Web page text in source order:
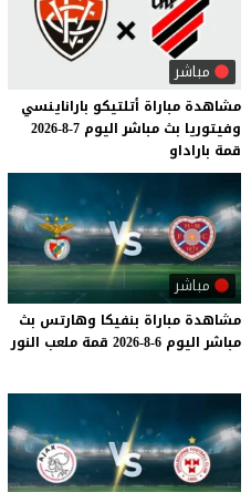
مباشر
مشاهدة مباراة أتلتيكو باراناينسي
وفيتوريا بث مباشر اليوم 7-8-2026
قمة باراداو
مباشر
مشاهدة مباراة بنفيكا وهارتس بث
مباشر اليوم 6-8-2026 قمة ملعب النور